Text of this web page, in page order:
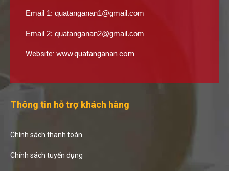
Email 1: quatanganan1@gmail.com
Email 2: quatanganan2@gmail.com
Website: www.quatanganan.com
Thông tin hỗ trợ khách hàng
Chính sách thanh toán
Chính sách tuyển dụng